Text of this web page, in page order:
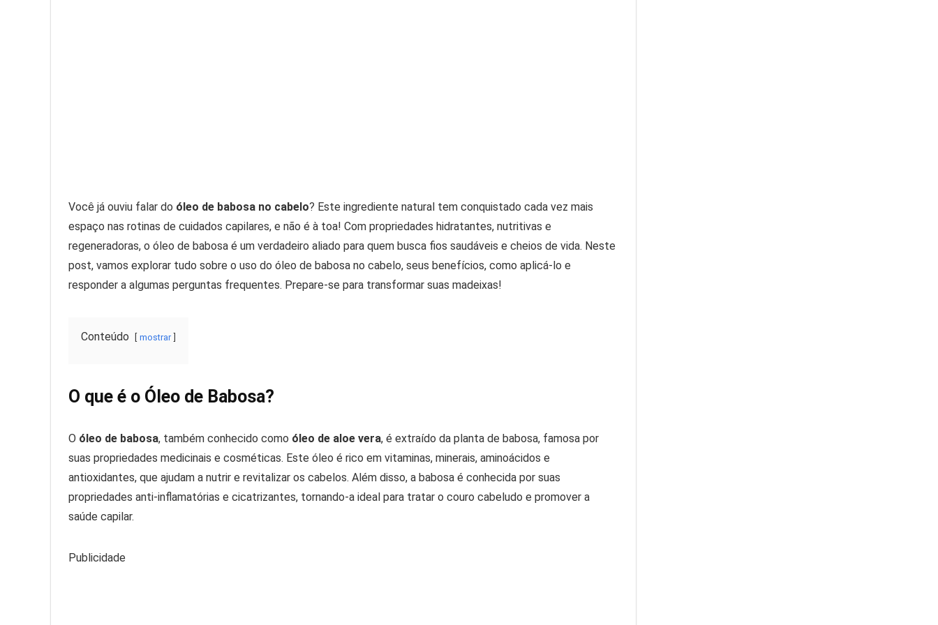
Você já ouviu falar do óleo de babosa no cabelo? Este ingrediente natural tem conquistado cada vez mais
espaço nas rotinas de cuidados capilares, e não é à toa! Com propriedades hidratantes, nutritivas e
regeneradoras, o óleo de babosa é um verdadeiro aliado para quem busca fios saudáveis e cheios de vida. Neste
post, vamos explorar tudo sobre o uso do óleo de babosa no cabelo, seus benefícios, como aplicá-lo e
responder a algumas perguntas frequentes. Prepare-se para transformar suas madeixas!
Conteúdo mostrar
O que é o Óleo de Babosa?
O óleo de babosa, também conhecido como óleo de aloe vera, é extraído da planta de babosa, famosa por
suas propriedades medicinais e cosméticas. Este óleo é rico em vitaminas, minerais, aminoácidos e
antioxidantes, que ajudam a nutrir e revitalizar os cabelos. Além disso, a babosa é conhecida por suas
propriedades anti-inflamatórias e cicatrizantes, tornando-a ideal para tratar o couro cabeludo e promover a
saúde capilar.
Publicidade